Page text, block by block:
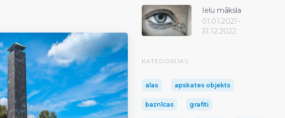
Ielu māksla
01.01.2021-
31.12.2022
KATEGORIJAS
alas apskates objekts
baznīcas grafiti